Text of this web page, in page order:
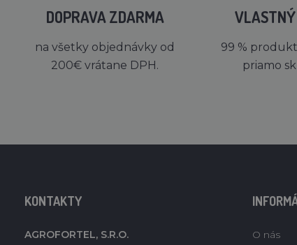
DOPRAVA ZDARMA
na všetky objednávky od
200€ vrátane DPH.
99 %
priamo
KONTAKTY
AGROFORTEL, S.R.O.
O nás